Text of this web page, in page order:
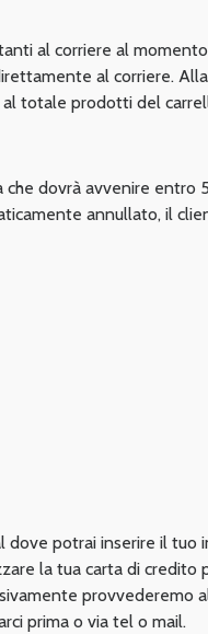
al corriere al
al corriere.
al totale prodotti del
dovrà avvenire entro
annullato, il
dove potrai inserire il tuo
la tua carta di credito
provvederemo
prima o via tel o mail.